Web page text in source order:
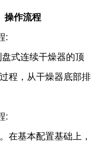
操作流程
:
式连续干燥器的顶
程，从干燥器底部排
:
在基本配置基础上，